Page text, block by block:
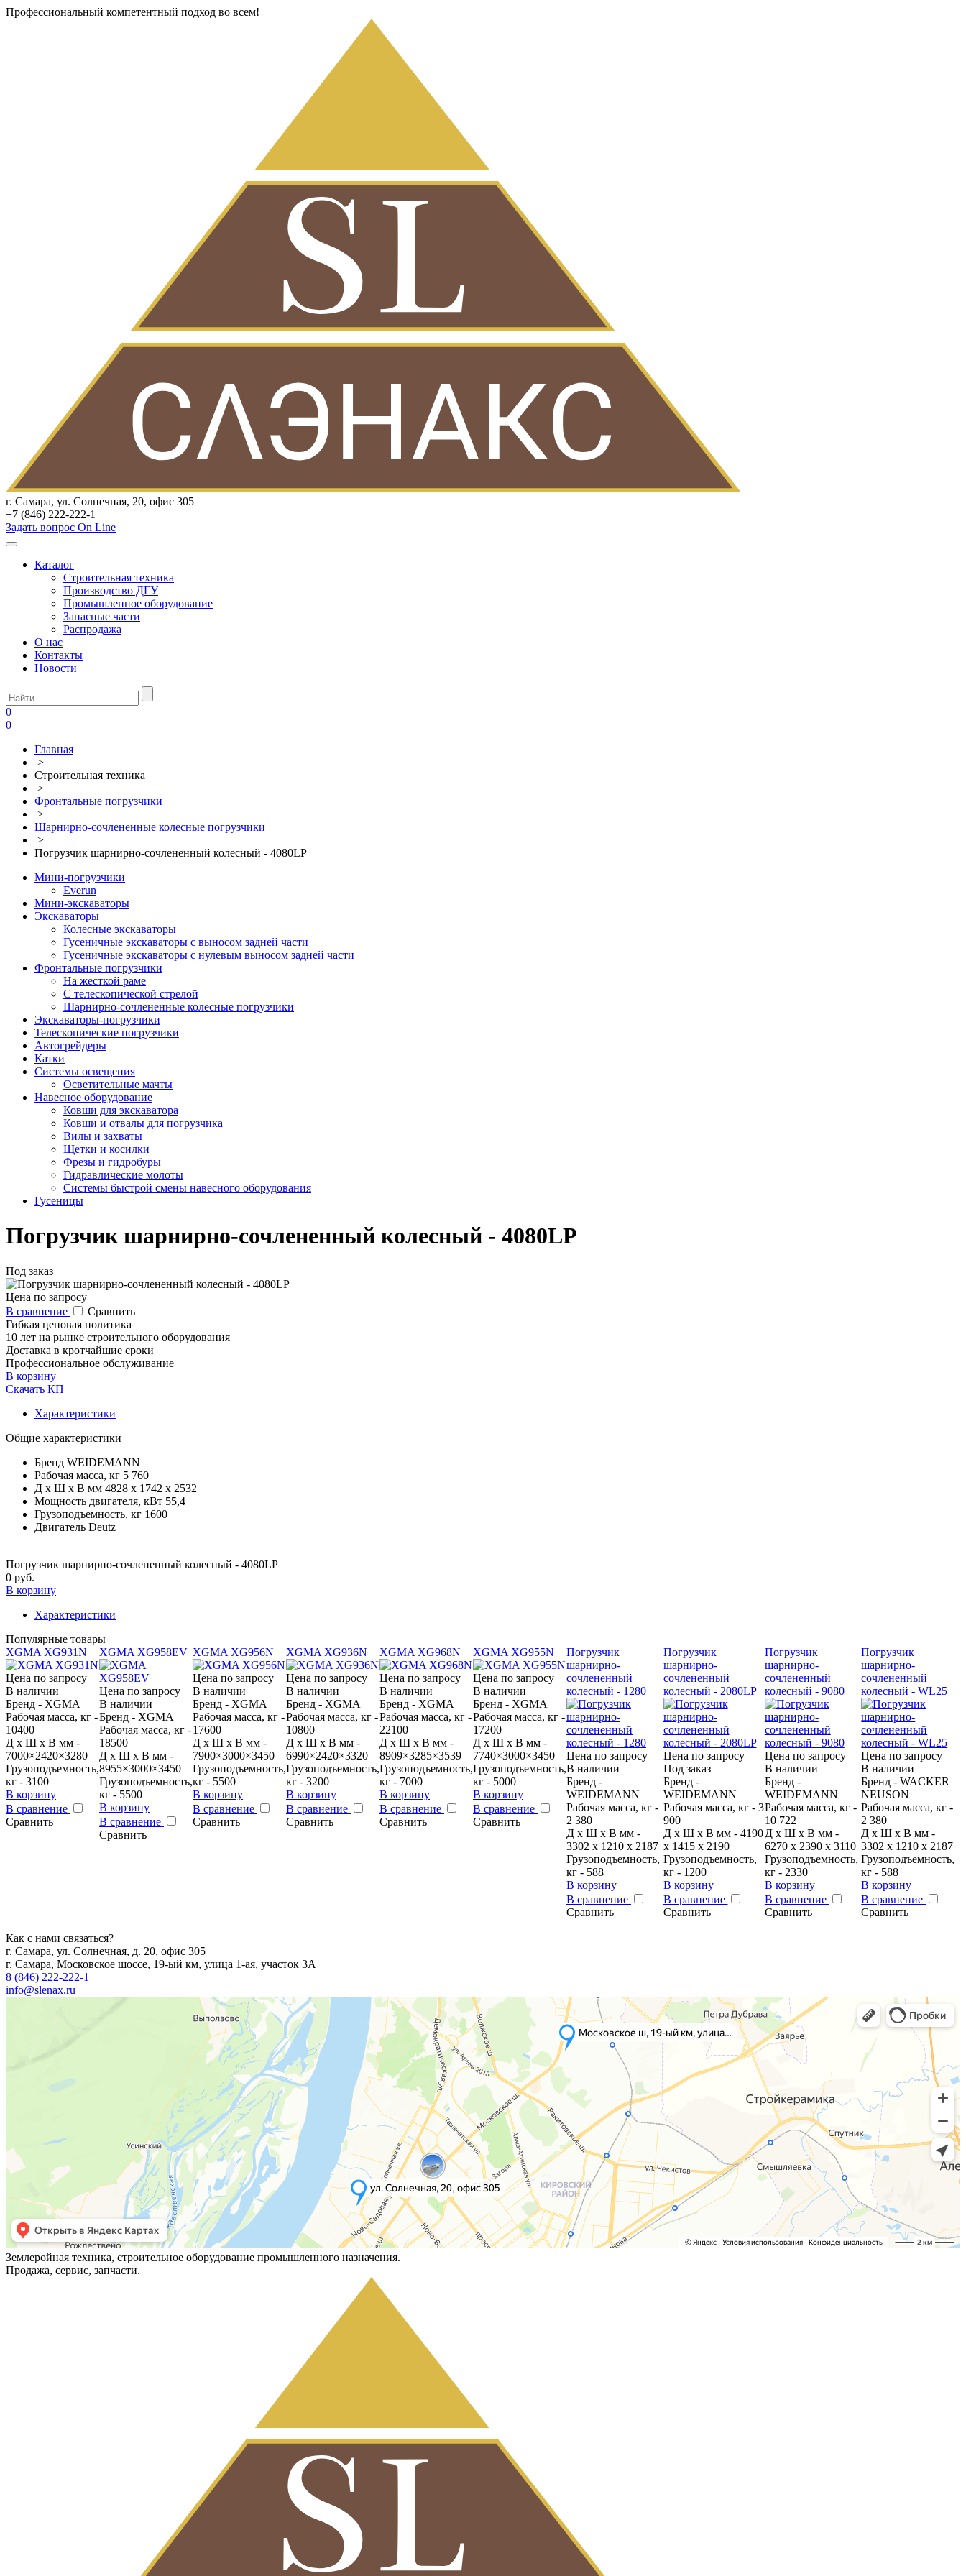
Профессиональный компетентный подход во всем!
г. Самара, ул. Солнечная, 20, офис 305
+7 (846) 222-222-1
Задать вопрос On Line
Каталог
Строительная техника
Производство ДГУ
Промышленное оборудование
Запасные части
Распродажа
О нас
Контакты
Новости
0
0
Главная
>
Строительная техника
>
Фронтальные погрузчики
>
Шарнирно-сочлененные колесные погрузчики
>
Погрузчик шарнирно-сочлененный колесный - 4080LP
Мини-погрузчики
Everun
Мини-экскаваторы
Экскаваторы
Колесные экскаваторы
Гусеничные экскаваторы с выносом задней части
Гусеничные экскаваторы с нулевым выносом задней части
Фронтальные погрузчики
На жесткой раме
С телескопической стрелой
Шарнирно-сочлененные колесные погрузчики
Экскаваторы-погрузчики
Телескопические погрузчики
Автогрейдеры
Катки
Системы освещения
Осветительные мачты
Навесное оборудование
Ковши для экскаватора
Ковши и отвалы для погрузчика
Вилы и захваты
Щетки и косилки
Фрезы и гидробуры
Гидравлические молоты
Системы быстрой смены навесного оборудования
Гусеницы
Погрузчик шарнирно-сочлененный колесный - 4080LP
Под заказ
Цена по запросу
В сравнение
Сравнить
Гибкая ценовая политика
10 лет на рынке строительного оборудования
Доставка в кротчайшие сроки
Профессиональное обслуживание
В корзину
Скачать КП
Характеристики
Общие характеристики
Бренд WEIDEMANN
Рабочая масса, кг 5 760
Д x Ш x В мм 4828 х 1742 х 2532
Мощность двигателя, кВт 55,4
Грузоподъемность, кг 1600
Двигатель Deutz
Погрузчик шарнирно-сочлененный колесный - 4080LP
0 руб.
В корзину
Характеристики
Популярные товары
XGMA XG931N
Цена по запросу
В наличии
Бренд - XGMA
Рабочая масса, кг -
10400
Д x Ш x В мм -
7000×2420×3280
Грузоподъемность,
кг - 3100
В корзину
В сравнение
Сравнить
XGMA XG958EV
Цена по запросу
В наличии
Бренд - XGMA
Рабочая масса, кг -
18500
Д x Ш x В мм -
8955×3000×3450
Грузоподъемность,
кг - 5500
В корзину
В сравнение
Сравнить
XGMA XG956N
Цена по запросу
В наличии
Бренд - XGMA
Рабочая масса, кг -
17600
Д x Ш x В мм -
7900×3000×3450
Грузоподъемность,
кг - 5500
В корзину
В сравнение
Сравнить
XGMA XG936N
Цена по запросу
В наличии
Бренд - XGMA
Рабочая масса, кг -
10800
Д x Ш x В мм -
6990×2420×3320
Грузоподъемность,
кг - 3200
В корзину
В сравнение
Сравнить
XGMA XG968N
Цена по запросу
В наличии
Бренд - XGMA
Рабочая масса, кг -
22100
Д x Ш x В мм -
8909×3285×3539
Грузоподъемность,
кг - 7000
В корзину
В сравнение
Сравнить
XGMA XG955N
Цена по запросу
В наличии
Бренд - XGMA
Рабочая масса, кг -
17200
Д x Ш x В мм -
7740×3000×3450
Грузоподъемность,
кг - 5000
В корзину
В сравнение
Сравнить
Погрузчик
шарнирно-
сочлененный
колесный - 1280
Цена по запросу
В наличии
Бренд -
WEIDEMANN
Рабочая масса, кг -
2 380
Д x Ш x В мм -
3302 х 1210 х 2187
Грузоподъемность,
кг - 588
В корзину
В сравнение
Сравнить
Погрузчик
шарнирно-
сочлененный
колесный - 2080LP
Цена по запросу
Под заказ
Бренд -
WEIDEMANN
Рабочая масса, кг - 3
900
Д x Ш x В мм - 4190
х 1415 х 2190
Грузоподъемность,
кг - 1200
В корзину
В сравнение
Сравнить
Погрузчик
шарнирно-
сочлененный
колесный - 9080
Цена по запросу
В наличии
Бренд -
WEIDEMANN
Рабочая масса, кг -
10 722
Д x Ш x В мм -
6270 х 2390 х 3110
Грузоподъемность,
кг - 2330
В корзину
В сравнение
Сравнить
Погрузчик
шарнирно-
сочлененный
колесный - WL25
Цена по запросу
В наличии
Бренд - WACKER
NEUSON
Рабочая масса, кг -
2 380
Д x Ш x В мм -
3302 х 1210 х 2187
Грузоподъемность,
кг - 588
В корзину
В сравнение
Сравнить
Как с нами связаться?
г. Самара, ул. Солнечная, д. 20, офис 305
г. Самара, Московское шоссе, 19-ый км, улица 1-ая, участок 3А
8 (846) 222-222-1
info@slenax.ru
Землеройная техника, строительное оборудование промышленного назначения.
Продажа, сервис, запчасти.